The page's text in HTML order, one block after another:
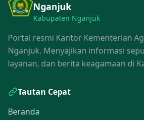
Nganjuk
Kabupaten Nganjuk
Portal resmi Kantor Kementerian
Nganjuk. Menyajikan informasi
layanan, dan berita keagamaan di
Tautan Cepat
Beranda